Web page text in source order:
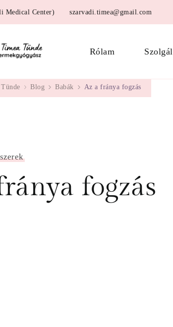
Medical Center) szarvadi.timea@gmail.com
Dr. Szarvadi Timea
Rólam
Blog Babák Az a fránya fogzás
fogzás